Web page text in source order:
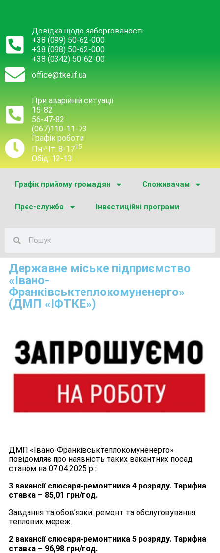
Довідка щодо заборгованості
+38 (099) 50-62-000
+38 (098) 50-62-000
+38 (0342) 50-62-00
office@tke.if.ua
При аварійній ситуації
15-82
56-47-82
(067)110-11-73
Графік роботи
Пн-Чт: 8-1715
Обід: 12-13
Графік прийому громадян Споживачам
Прес-служба Інвестиційні програми
Державне міське підприємство
«Івано-
Франківськтеплокомуненерго»
(ДМП «ІФТКЕ»)
ДМП «Івано-Франківськтеплокомуненерго»
повідомляє про наявність таких вакантних посад
станом на 07.04.2025 р.:
3 вакансії слюсаря-ремонтника 4 розряду. Тарифна
ставка – 85,01 грн/год.
Завдання та обов’язки: ремонт та обслуговування
теплових мереж.
2 вакансії слюсаря-ремонтника 5 розряду. Тарифна
ставка – 96,98 грн/год.